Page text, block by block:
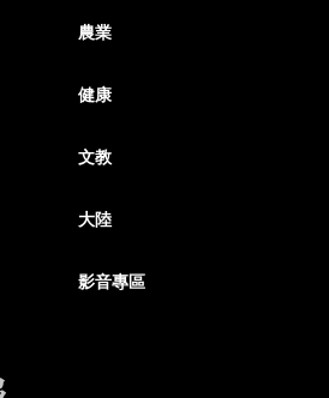
農業
健康
文教
大陸
影音專區